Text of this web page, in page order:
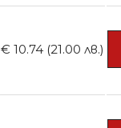
броя
€ 10.74 (21.00 лв.)